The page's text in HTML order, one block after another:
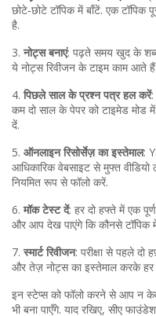
छोटे‑छोटे टॉपिक में बाँटें. एक टॉपिक
है.
3. नोट्स बनाएं: पढ़ते समय खुद के
ये नोट्स रिवीजन के टाइम काम आते हैं.
4. पिछले साल के प्रश्न पत्र हल करें
कम दो साल के पेपर को टाइमेड मोड में
दें.
5. ऑनलाइन रिसोर्सेज़ का इस्तेमाल:
आधिकारिक वेबसाइट से मुफ्त
नियमित रूप से फॉलो करें.
6. मॉक टेस्ट दें: हर दो हफ्ते में एक
और आप देख पाएंगे कि कौनसे टॉपिक
7. स्मार्ट रिवीजन: परीक्षा से पहले दो
और तेज़ नोट्स का इस्तेमाल करके हर
इन स्टेप्स को फॉलो करने से आप न
भी बना पाएँगे. याद रखिए, सीए